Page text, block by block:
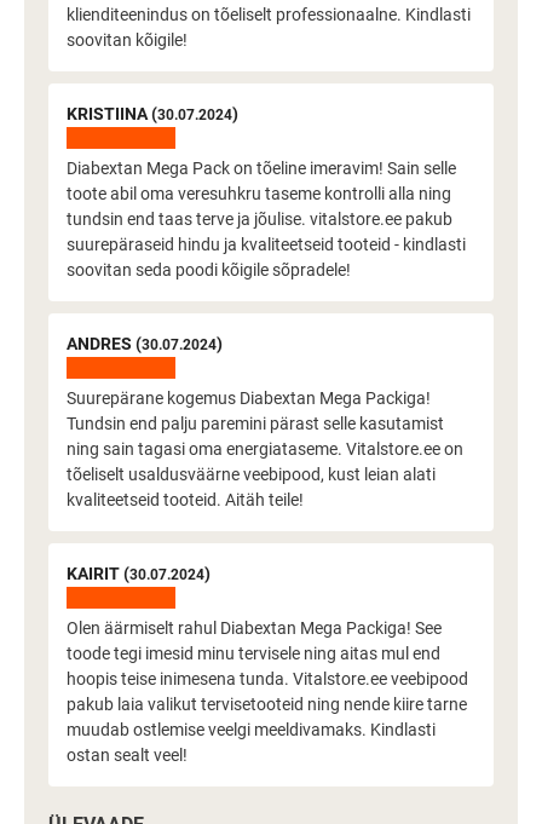
klienditeenindus on tõeliselt professionaalne. Kindlasti
soovitan kõigile!
KRISTIINA (30.07.2024)
Diabextan Mega Pack on tõeline imeravim! Sain selle
toote abil oma veresuhkru taseme kontrolli alla ning
tundsin end taas terve ja jõulise. vitalstore.ee pakub
suurepäraseid hindu ja kvaliteetseid tooteid - kindlasti
soovitan seda poodi kõigile sõpradele!
ANDRES (30.07.2024)
Suurepärane kogemus Diabextan Mega Packiga!
Tundsin end palju paremini pärast selle kasutamist
ning sain tagasi oma energiataseme. Vitalstore.ee on
tõeliselt usaldusväärne veebipood, kust leian alati
kvaliteetseid tooteid. Aitäh teile!
KAIRIT (30.07.2024)
Olen äärmiselt rahul Diabextan Mega Packiga! See
toode tegi imesid minu tervisele ning aitas mul end
hoopis teise inimesena tunda. Vitalstore.ee veebipood
pakub laia valikut tervisetooteid ning nende kiire tarne
muudab ostlemise veelgi meeldivamaks. Kindlasti
ostan sealt veel!